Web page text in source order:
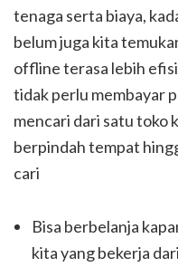
tenaga serta biaya,
belum juga kita
offline terasa lebih
tidak perlu membayar
mencari dari satu toko
berpindah tempat
cari
Bisa berbelanja
kita yang bekerja